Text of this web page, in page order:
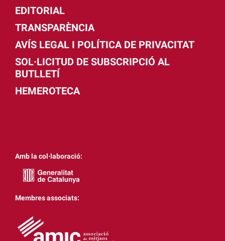
EDITORIAL
TRANSPARÈNCIA
AVÍS LEGAL I POLÍTICA DE PRIVACITAT
SOL·LICITUD DE SUBSCRIPCIÓ AL
BUTLLETÍ
HEMEROTECA
Amb la col·laboració:
Membres associats: